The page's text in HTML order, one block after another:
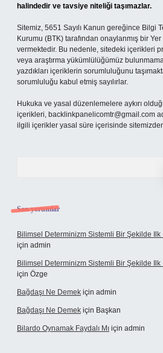
halindedir ve tavsiye niteliği taşımazlar.
Sitemiz, 5651 Sayılı Kanun gereğince Bilgi
Kurumu (BTK) tarafından onaylanmış bir
vermektedir. Bu nedenle, sitedeki içerikleri
veya araştırma yükümlülüğümüz
yazdıkları içeriklerin sorumluluğunu
sorumluluğu kabul etmiş sayılırlar.
Hukuka ve yasal düzenlemelere aykırı
içerikleri, backlinkpanelicomtr@gmail.com
ilgili içerikler yasal süre içerisinde sitemizden
Son yorumlar
Bilimsel Determinizm Sistemli Bir Şekilde
için admin
Bilimsel Determinizm Sistemli Bir Şekilde
için Özge
Bağdaşı Ne Demek için admin
Bağdaşı Ne Demek için Başkan
Bilardo Oynamak Faydalı Mı için admin